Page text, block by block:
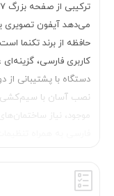
حافظه از برند تکنما
کاربری فارسی،
دستگاه با پشتیبانی از
موجود، نیاز
تکنما نیز اطمینان خاطر
آیفون با صفحه بزرگ،